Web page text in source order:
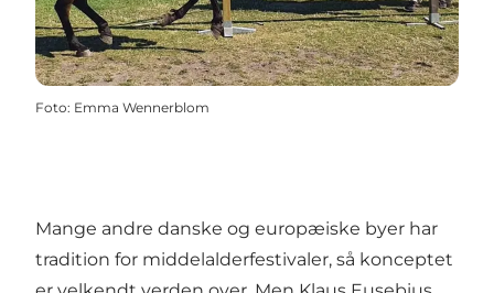
Foto: Emma Wennerblom
Mange andre danske og europæiske byer har
tradition for middelalderfestivaler, så konceptet